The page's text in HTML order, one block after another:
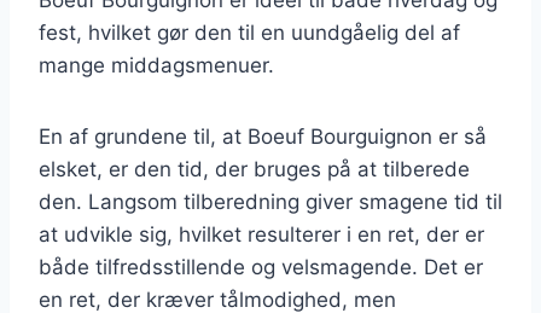
fest, hvilket gør den til en uundgåelig del af
mange middagsmenuer.
En af grundene til, at Boeuf Bourguignon er så
elsket, er den tid, der bruges på at tilberede
den. Langsom tilberedning giver smagene tid til
at udvikle sig, hvilket resulterer i en ret, der er
både tilfredsstillende og velsmagende. Det er
en ret, der kræver tålmodighed, men